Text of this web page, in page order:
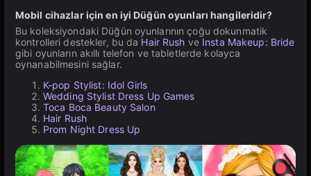
Mobil cihazlar için en iyi Düğün oyunları hangileridir?
Bu koleksiyondaki Düğün oyunlarının çoğu dokunmatik
kontrolleri destekler, bu da Hair Rush ve Insta Makeup: Bride
gibi oyunların akıllı telefon ve tabletlerde kolayca
oynanabilmesini sağlar.
K-pop Stylist: Idol Girls
Wedding Stylist Dress Up Games
Toca Boca Beauty Salon
Hair Rush
Prom Night Dress Up